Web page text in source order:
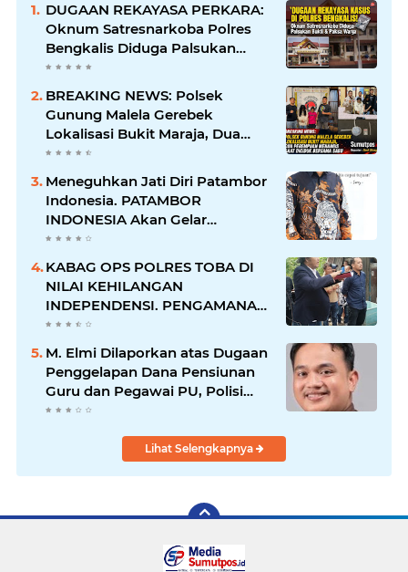
DUGAAN REKAYASA PERKARA:
Oknum Satresnarkoba Polres
Bengkalis Diduga Palsukan
Barang Bukti Hingga Paksa
BREAKING NEWS: Polsek
Gunung Malela Gerebek
Lokalisasi Bukit Maraja, Dua
Perempuan Menangis Saat
Diciduk Bersama Sabu
Meneguhkan Jati Diri Patambor
Indonesia. PATAMBOR
INDONESIA Akan Gelar
RAKERNAS II Di Jakarta.
KABAG OPS POLRES TOBA DI
NILAI KEHILANGAN
INDEPENDENSI. PENGAMANAN
PENEMBOKAN TANAH DI
LAGUBOTI DAPAT SOROTAN.
M. Elmi Dilaporkan atas Dugaan
Penggelapan Dana Pensiunan
Guru dan Pegawai PU, Polisi
Pastikan Proses Hukum
Lihat Selengkapnya